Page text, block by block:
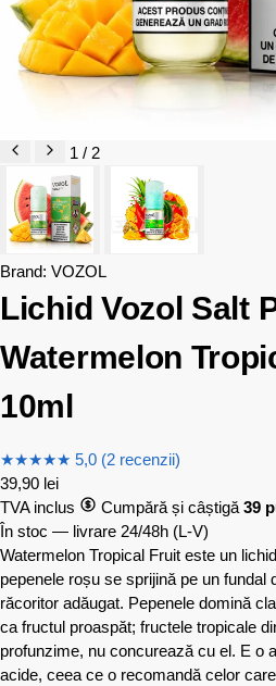
1 / 2
Brand: VOZOL
Lichid Vozol Salt
Watermelon
10ml
★★★★★ 5,0 (2 recenzii)
39,90 lei
TVA inclus
Cumpără și câștigă 39
În stoc — livrare 24/48h (L-V)
Watermelon Tropical Fruit este un
pepenele roșu se sprijină pe un fundal
răcoritor adăugat. Pepenele domină
ca fructul proaspăt; fructele tropicale
profunzime, nu concurează cu el. E o
acide, ceea ce o recomandă celor